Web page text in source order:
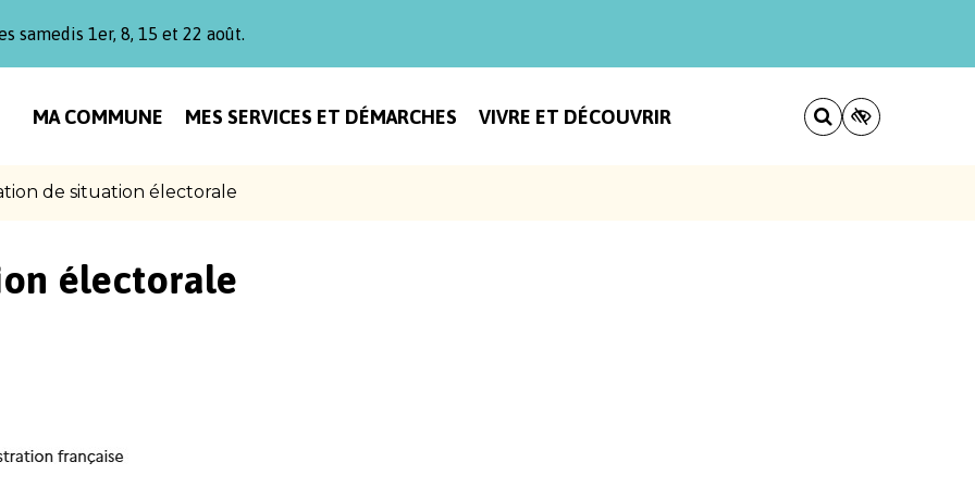
samedis 1er, 8, 15 et 22 août.
MA COMMUNE MES SERVICES ET DÉMARCHES VIVRE ET DÉCOUVRIR
de situation électorale
électorale